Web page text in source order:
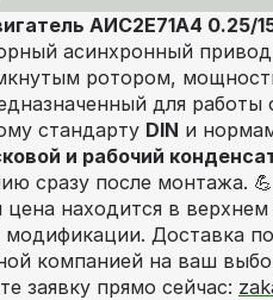
АИС2Е71А4 0.25/
асинхронный
ротором,
для работы
стандарту DIN и
и рабочий
сразу после монтажа. 💪
цена находится в
модификации. Доставка
компанией на ваш
заявку прямо сейчас: